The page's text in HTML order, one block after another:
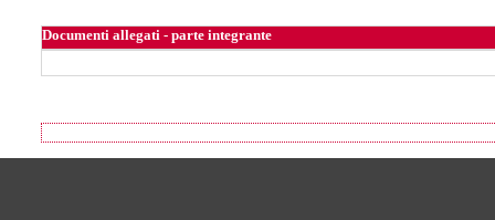
Documenti allegati - parte integrante